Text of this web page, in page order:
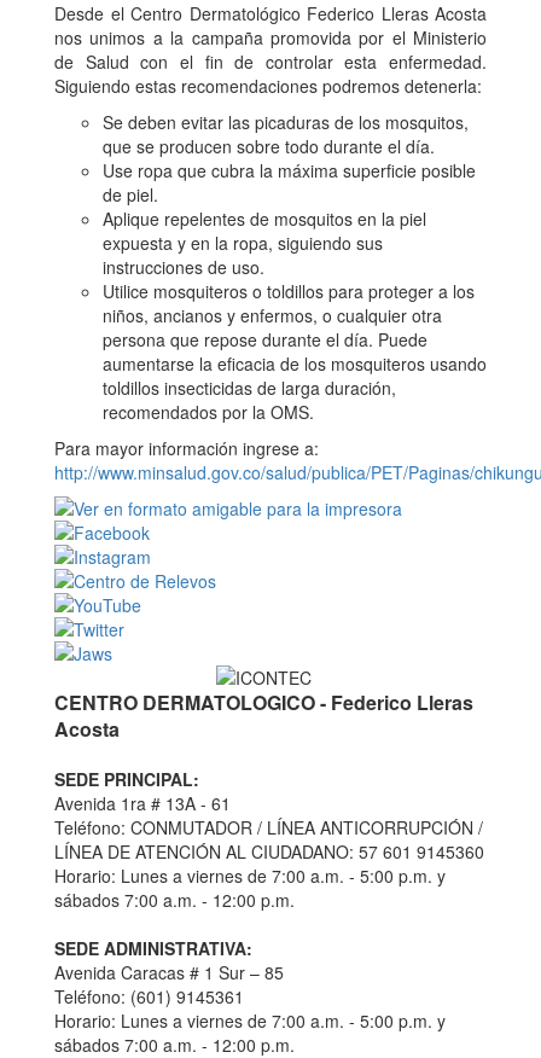
Desde el Centro Dermatológico Federico Lleras Acosta
nos unimos a la campaña promovida por el Ministerio
de Salud con el fin de controlar esta enfermedad.
Siguiendo estas recomendaciones podremos detenerla:
Se deben evitar las picaduras de los mosquitos,
que se producen sobre todo durante el día.
Use ropa que cubra la máxima superficie posible
de piel.
Aplique repelentes de mosquitos en la piel
expuesta y en la ropa, siguiendo sus
instrucciones de uso.
Utilice mosquiteros o toldillos para proteger a los
niños, ancianos y enfermos, o cualquier otra
persona que repose durante el día. Puede
aumentarse la eficacia de los mosquiteros usando
toldillos insecticidas de larga duración,
recomendados por la OMS.
Para mayor información ingrese a:
http://www.minsalud.gov.co/salud/publica/PET/Paginas/
CENTRO DERMATOLOGICO - Federico Lleras
Acosta
SEDE PRINCIPAL:
Avenida 1ra # 13A - 61
Teléfono: CONMUTADOR / LÍNEA ANTICORRUPCIÓN /
LÍNEA DE ATENCIÓN AL CIUDADANO: 57 601 9145360
Horario: Lunes a viernes de 7:00 a.m. - 5:00 p.m. y
sábados 7:00 a.m. - 12:00 p.m.
SEDE ADMINISTRATIVA:
Avenida Caracas # 1 Sur – 85
Teléfono: (601) 9145361
Horario: Lunes a viernes de 7:00 a.m. - 5:00 p.m. y
sábados 7:00 a.m. - 12:00 p.m.